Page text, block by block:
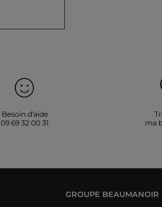
Besoin d'aide
09 69 32 00 31
ma
GROUPE BEAUMANOIR